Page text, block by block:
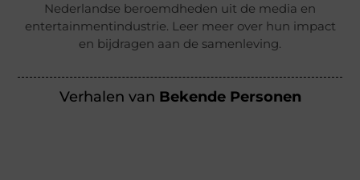
Nederlandse beroemdheden uit de media en
entertainmentindustrie. Leer meer over hun impact
en bijdragen aan de samenleving.
Verhalen van Bekende Personen